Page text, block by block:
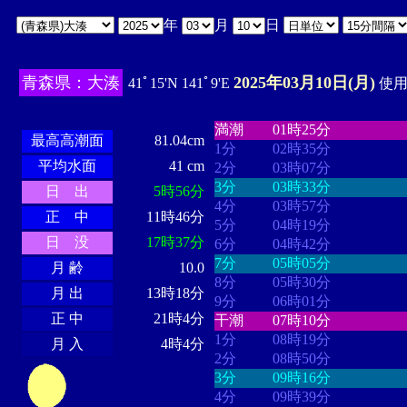
年 月 日
青森県：大湊 41ﾟ15'N 141ﾟ9'E 2025年03月10日(月) 使
最高高潮面
81.04cm
平均水面
41 cm
日 出
5時56分
正 中
11時46分
日 没
17時37分
月 齢
10.0
月 出
13時18分
正 中
21時4分
月 入
4時4分
満潮
01時25分
1分
02時35分
2分
03時07分
3分
03時33分
4分
03時57分
5分
04時19分
6分
04時42分
7分
05時05分
8分
05時30分
9分
06時01分
干潮
07時10分
1分
08時19分
2分
08時50分
3分
09時16分
4分
09時39分